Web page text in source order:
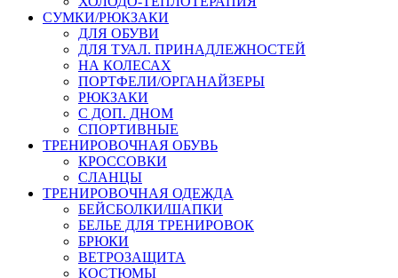
СУМКИ/РЮКЗАКИ
ДЛЯ ОБУВИ
ДЛЯ ТУАЛ. ПРИНАДЛЕЖНОСТЕЙ
НА КОЛЕСАХ
ПОРТФЕЛИ/ОРГАНАЙЗЕРЫ
РЮКЗАКИ
С ДОП. ДНОМ
СПОРТИВНЫЕ
ТРЕНИРОВОЧНАЯ ОБУВЬ
КРОССОВКИ
СЛАНЦЫ
ТРЕНИРОВОЧНАЯ ОДЕЖДА
БЕЙСБОЛКИ/ШАПКИ
БЕЛЬЕ ДЛЯ ТРЕНИРОВОК
БРЮКИ
ВЕТРОЗАЩИТА
КОСТЮМЫ